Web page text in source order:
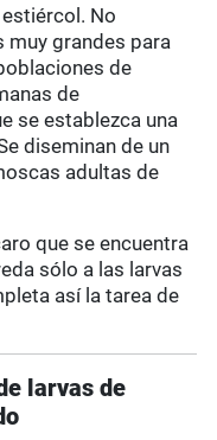
No
muy grandes para
de
de
se establezca una
diseminan de un
adultas de
que se encuentra
sólo a las larvas
así la tarea de
larvas de